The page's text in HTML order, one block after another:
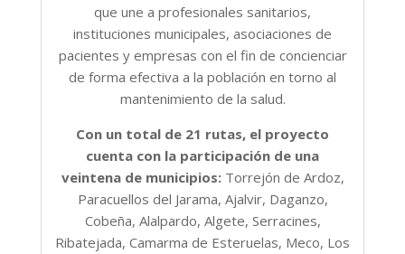
que une a profesionales sanitarios,
instituciones municipales, asociaciones de
pacientes y empresas con el fin de concienciar
de forma efectiva a la población en torno al
mantenimiento de la salud.
Con un total de 21 rutas, el proyecto
cuenta con la participación de una
veintena de municipios:Torrejón de Ardoz,
Paracuellos del Jarama, Ajalvir, Daganzo,
Cobeña, Alalpardo, Algete, Serracines,
Ribatejada, Camarma de Esteruelas, Meco, Los